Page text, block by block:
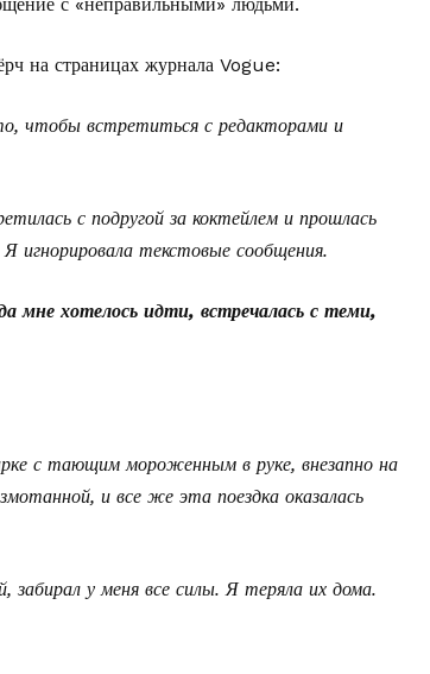
на страницах журнала Vogue:
чтобы встретиться с редакторами и
с подругой за коктейлем и прошлась
игнорировала текстовые сообщения.
мне хотелось идти, встречалась с теми,
с тающим мороженным в руке, внезапно на
и все же эта поездка оказалась
у меня все силы. Я теряла их дома.